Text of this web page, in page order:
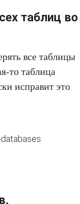
таблиц во
все таблицы
то таблица
исправит это